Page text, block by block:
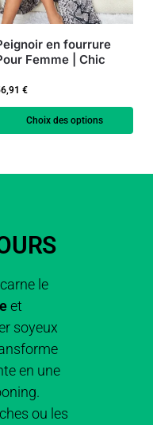
en fourrure
Femme | Chic
€
Choix des options
le
et
soyeux
en une
ou les